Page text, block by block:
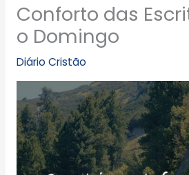
Conforto das
o Domingo
Diário Cristão